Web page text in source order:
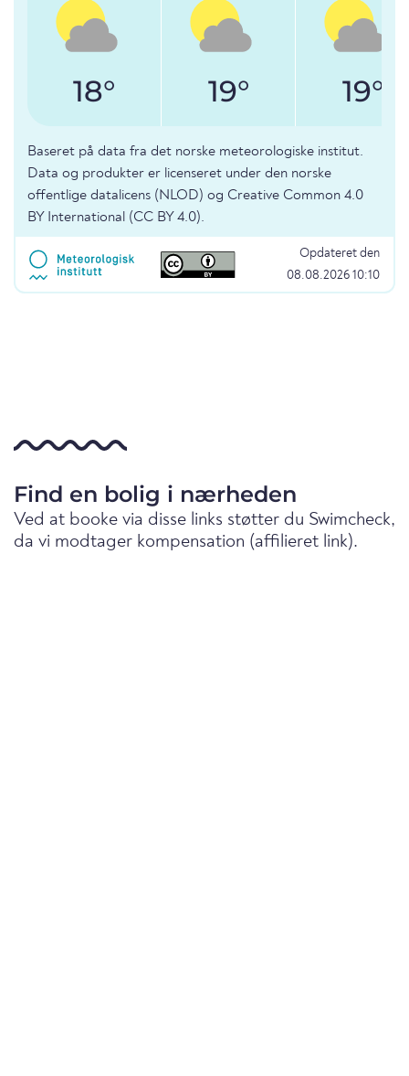
18° 19° 19°
Baseret på data fra det norske meteorologiske institut.
Data og produkter er licenseret under den norske
offentlige datalicens (NLOD) og Creative Common 4.0
BY International (CC BY 4.0).
Opdateret den
08.08.2026 10:10
Find en bolig i nærheden
Ved at booke via disse links støtter du Swimcheck,
da vi modtager kompensation (affilieret link).